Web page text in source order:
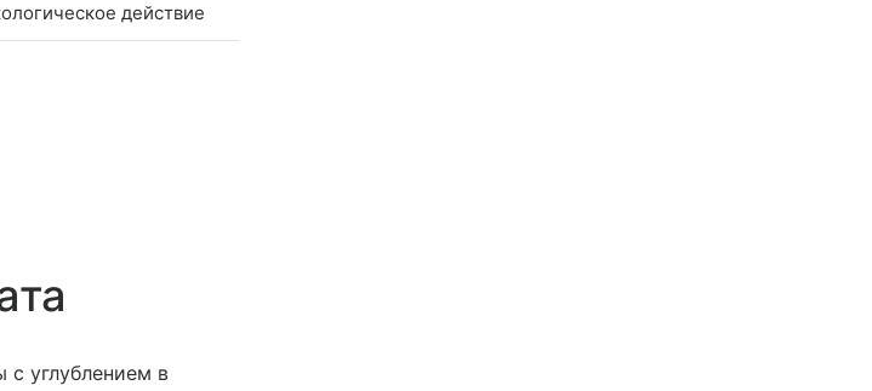
действие
с углублением в